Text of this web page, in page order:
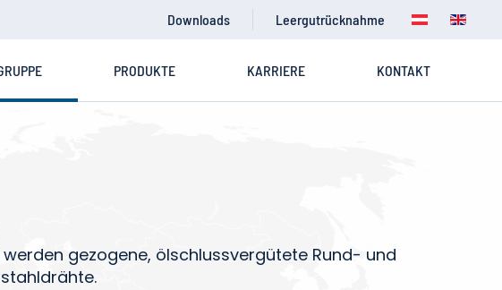
Downloads Leergutrücknahme
PRODUKTE KARRIERE KONTAKT
werden gezogene, ölschlussvergütete Rund- und